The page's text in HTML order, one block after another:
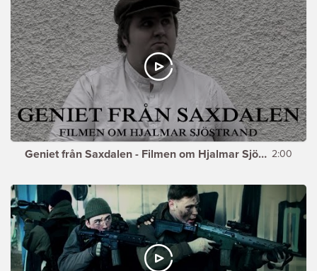
Geniet från Saxdalen - Filmen om Hjalmar Sjöstrand (trailer) 2:00